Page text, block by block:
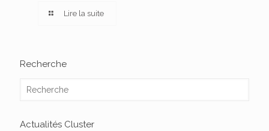
Lire la suite
Recherche
Actualités Cluster